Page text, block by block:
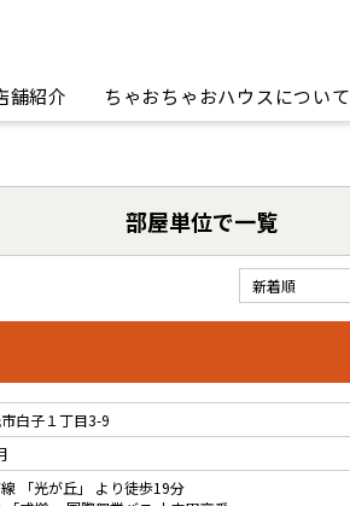
舗紹介 ちゃおちゃおハウスについて
部屋単位で一覧
白子１丁目3-9
「光が丘」 より徒歩19分